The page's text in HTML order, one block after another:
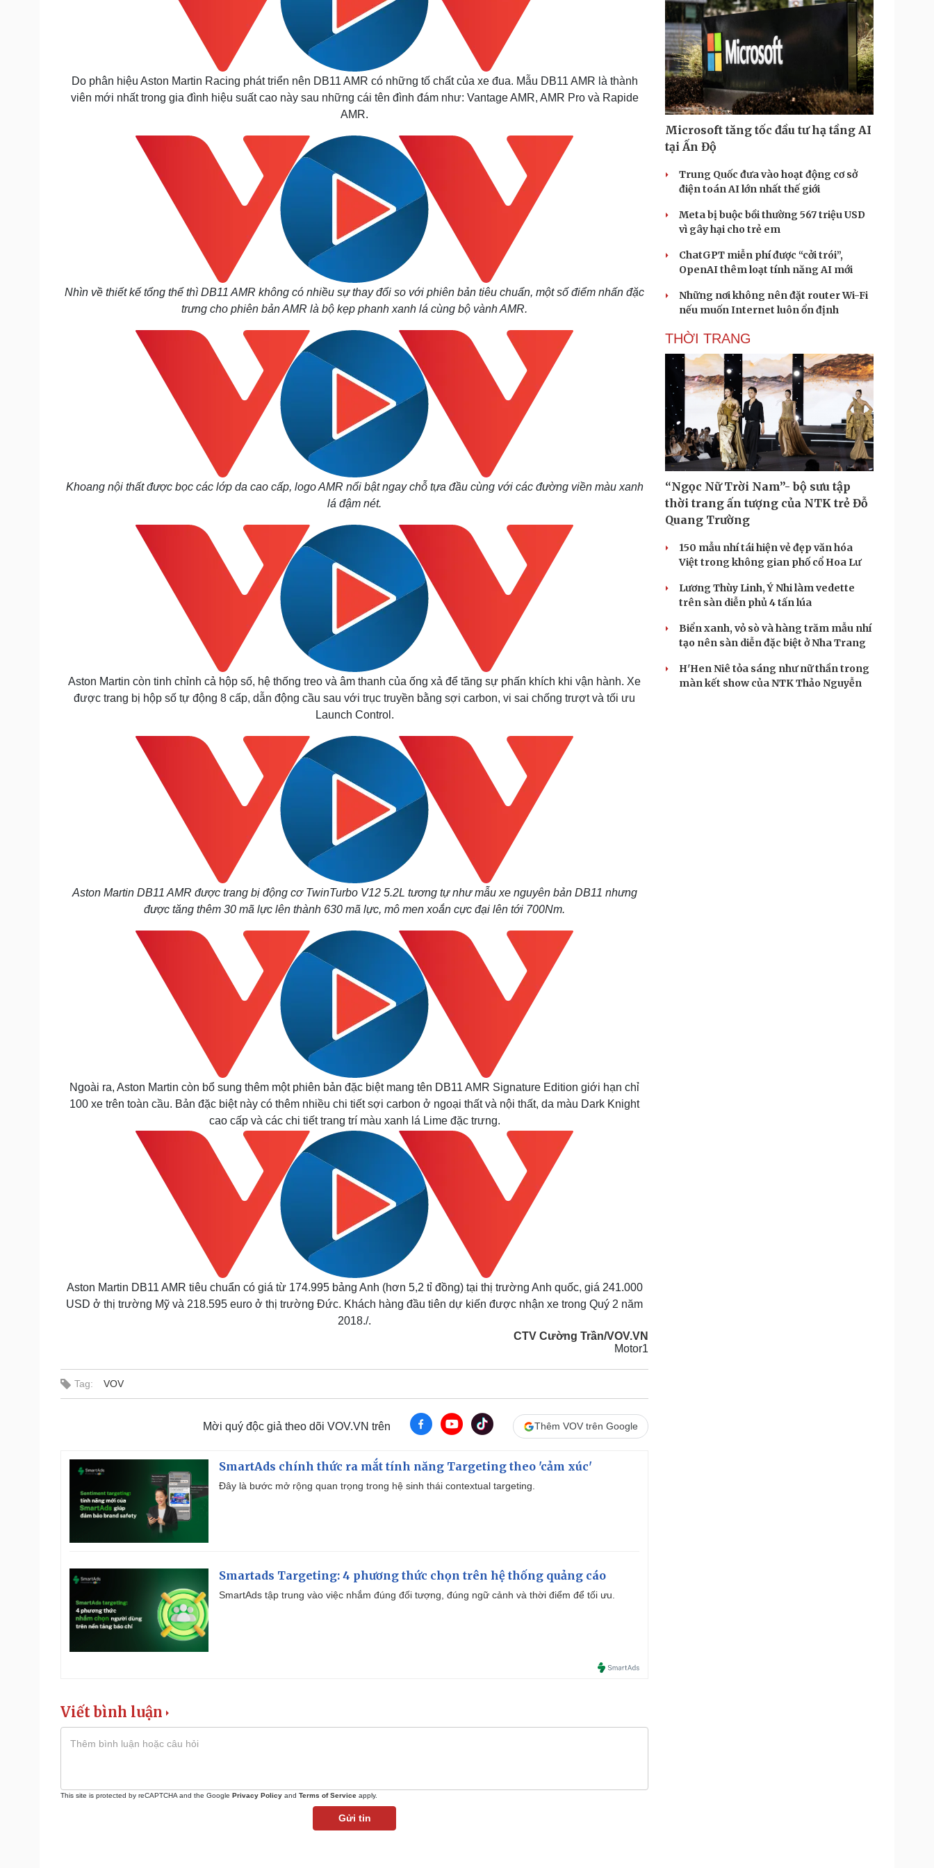
Do phân hiệu Aston Martin Racing phát triển nên DB11 AMR có những tố chất của xe đua. Mẫu DB11 AMR là thành
viên mới nhất trong gia đình hiệu suất cao này sau những cái tên đình đám như: Vantage AMR, AMR Pro và Rapide
AMR.
Nhìn về thiết kế tổng thể thì DB11 AMR không có nhiều sự thay đổi so với phiên bản tiêu chuẩn, một số điểm nhấn đặc
trưng cho phiên bản AMR là bộ kẹp phanh xanh lá cùng bộ vành AMR.
Khoang nội thất được bọc các lớp da cao cấp, logo AMR nổi bật ngay chỗ tựa đầu cùng với các đường viền màu xanh
lá đậm nét.
Aston Martin còn tinh chỉnh cả hộp số, hệ thống treo và âm thanh của ống xả để tăng sự phấn khích khi vận hành. Xe
được trang bị hộp số tự động 8 cấp, dẫn động cầu sau với trục truyền bằng sợi carbon, vi sai chống trượt và tối ưu
Launch Control.
Aston Martin DB11 AMR được trang bị động cơ TwinTurbo V12 5.2L tương tự như mẫu xe nguyên bản DB11 nhưng
được tăng thêm 30 mã lực lên thành 630 mã lực, mô men xoắn cực đại lên tới 700Nm.
Ngoài ra, Aston Martin còn bổ sung thêm một phiên bản đặc biệt mang tên DB11 AMR Signature Edition giới hạn chỉ
100 xe trên toàn cầu. Bản đặc biệt này có thêm nhiều chi tiết sợi carbon ở ngoại thất và nội thất, da màu Dark Knight
cao cấp và các chi tiết trang trí màu xanh lá Lime đặc trưng.
Aston Martin DB11 AMR tiêu chuẩn có giá từ 174.995 bảng Anh (hơn 5,2 tỉ đồng) tại thị trường Anh quốc, giá 241.000
USD ở thị trường Mỹ và 218.595 euro ở thị trường Đức. Khách hàng đầu tiên dự kiến được nhận xe trong Quý 2 năm
2018./.
CTV Cường Trần/VOV.VN
Motor1
Tag: VOV
Mời quý độc giả theo dõi VOV.VN trên Thêm VOV trên Google
SmartAds chính thức ra mắt tính năng Targeting theo 'cảm xúc'
Đây là bước mở rộng quan trọng trong hệ sinh thái contextual targeting.
Smartads Targeting: 4 phương thức chọn trên hệ thống quảng cáo
SmartAds tập trung vào việc nhắm đúng đối tượng, đúng ngữ cảnh và thời điểm để tối ưu.
Viết bình luận
This site is protected by reCAPTCHA and the Google Privacy Policy and Terms of Service apply.
Gửi tin
Microsoft tăng tốc đầu tư hạ tầng AI
tại Ấn Độ
Trung Quốc đưa vào hoạt động cơ sở
điện toán AI lớn nhất thế giới
Meta bị buộc bồi thường 567 triệu USD
vì gây hại cho trẻ em
ChatGPT miễn phí được “cởi trói”,
OpenAI thêm loạt tính năng AI mới
Những nơi không nên đặt router Wi-Fi
nếu muốn Internet luôn ổn định
THỜI TRANG
“Ngọc Nữ Trời Nam”- bộ sưu tập
thời trang ấn tượng của NTK trẻ Đỗ
Quang Trường
150 mẫu nhí tái hiện vẻ đẹp văn hóa
Việt trong không gian phố cổ Hoa Lư
Lương Thùy Linh, Ý Nhi làm vedette
trên sàn diễn phủ 4 tấn lúa
Biển xanh, vỏ sò và hàng trăm mẫu nhí
tạo nên sàn diễn đặc biệt ở Nha Trang
H'Hen Niê tỏa sáng như nữ thần trong
màn kết show của NTK Thảo Nguyễn